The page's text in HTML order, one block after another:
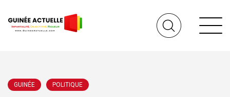
GUINÉE POLITIQUE